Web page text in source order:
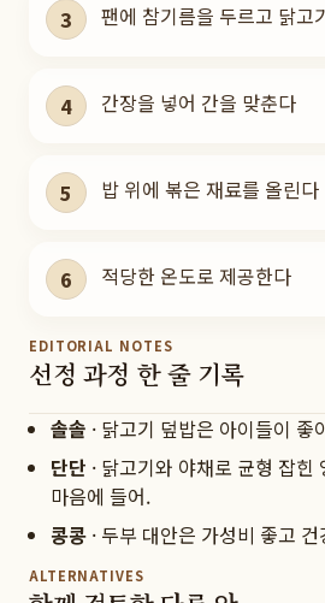
3 팬에 참기름을 두르고 닭고
4 간장을 넣어 간을 맞춘다
5 밥 위에 볶은 재료를 올린다
6 적당한 온도로 제공한다
EDITORIAL NOTES
선정 과정 한 줄 기록
솔솔 · 닭고기 덮밥은 아이들이 좋
단단 · 닭고기와 야채로 균형 잡힌
마음에 들어.
콩콩 · 두부 대안은 가성비 좋고
ALTERNATIVES